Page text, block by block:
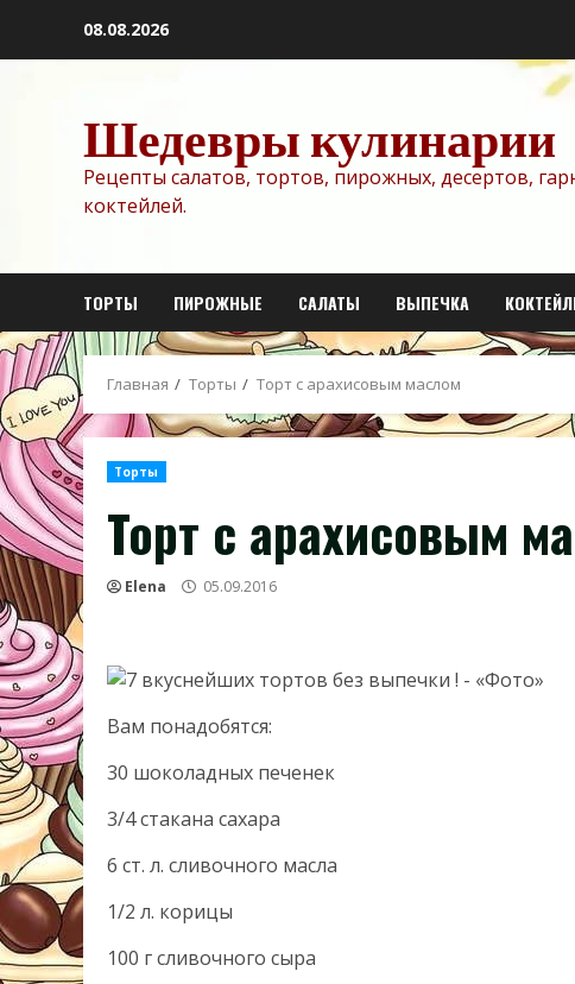
08.08.2026
Шедевры кулинарии
Рецепты салатов, тортов, пирожных, десертов,
коктейлей.
ТОРТЫ ПИРОЖНЫЕ САЛАТЫ ВЫПЕЧКА
Главная Торты Торт с арахисовым маслом
Торты
Торт с арахисовым
Elena 05.09.2016
Вам понадобятся:
30 шоколадных печенек
3/4 стакана сахара
6 ст. л. сливочного масла
1/2 л. корицы
100 г сливочного сыра